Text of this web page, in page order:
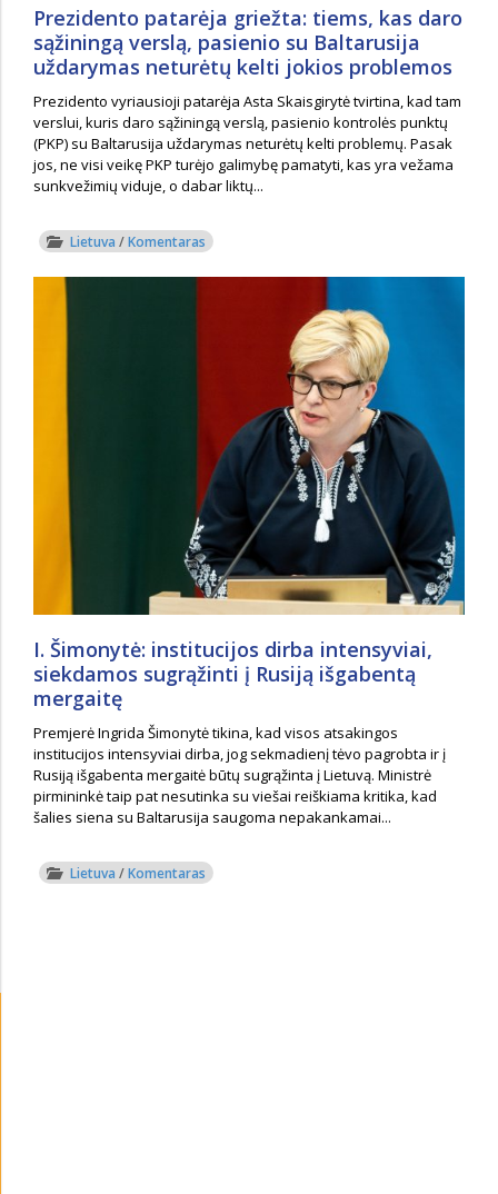
Prezidento patarėja griežta: tiems, kas daro
sąžiningą verslą, pasienio su Baltarusija
uždarymas neturėtų kelti jokios problemos
Prezidento vyriausioji patarėja Asta Skaisgirytė tvirtina, kad tam
verslui, kuris daro sąžiningą verslą, pasienio kontrolės punktų
(PKP) su Baltarusija uždarymas neturėtų kelti problemų. Pasak
jos, ne visi veikę PKP turėjo galimybę pamatyti, kas yra vežama
sunkvežimių viduje, o dabar liktų...
Lietuva /Komentaras
I. Šimonytė: institucijos dirba intensyviai,
siekdamos sugrąžinti į Rusiją išgabentą
mergaitę
Premjerė Ingrida Šimonytė tikina, kad visos atsakingos
institucijos intensyviai dirba, jog sekmadienį tėvo pagrobta ir į
Rusiją išgabenta mergaitė būtų sugrąžinta į Lietuvą. Ministrė
pirmininkė taip pat nesutinka su viešai reiškiama kritika, kad
šalies siena su Baltarusija saugoma nepakankamai...
Lietuva /Komentaras